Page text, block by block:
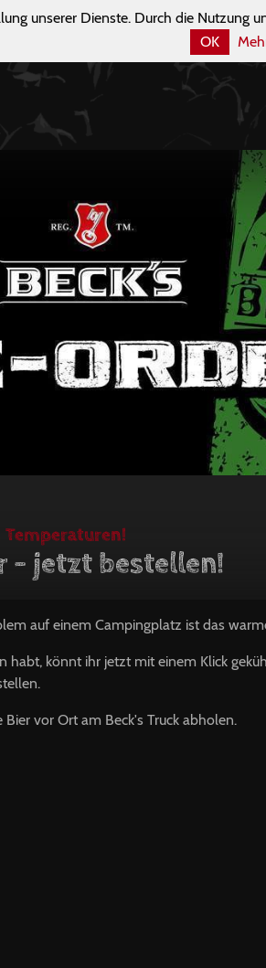
unserer Dienste. Durch die Nutzung
OK
- jetzt bestellen!
auf einem Campingplatz ist das
habt, könnt ihr jetzt mit einem Klick
vor Ort am Beck's Truck abholen.